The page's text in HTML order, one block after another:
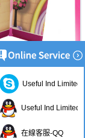
Useful Ind Limited
Useful Ind Limited
在線客服-QQ